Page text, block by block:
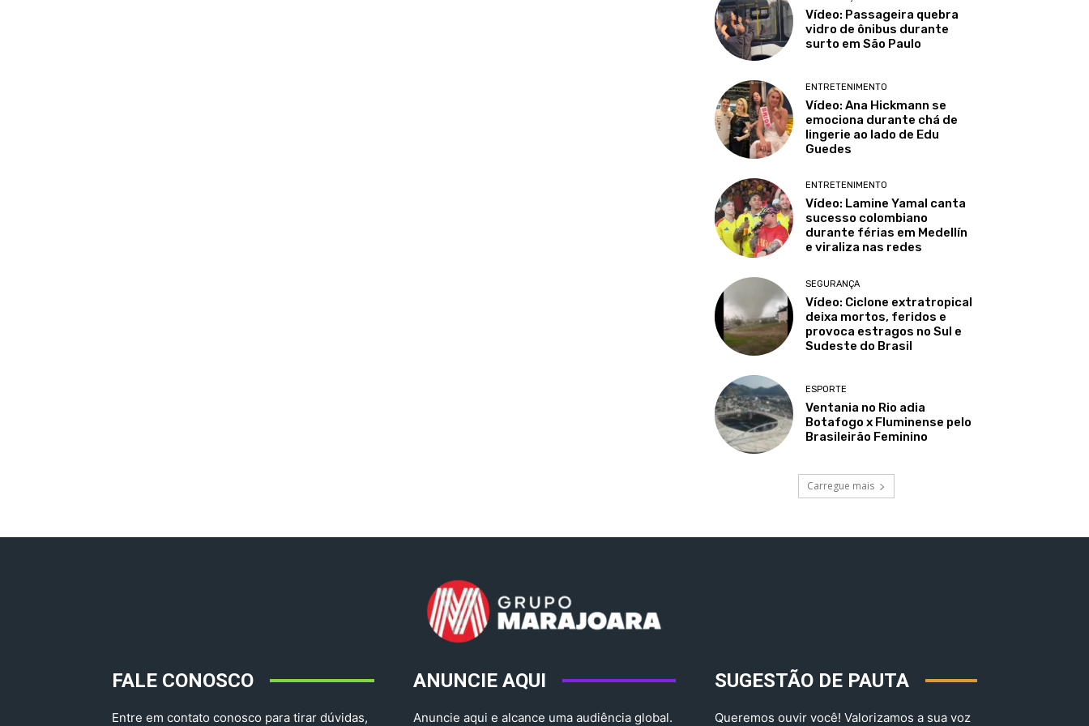
Vídeo: Passageira quebra
vidro de ônibus durante
surto em São Paulo
ENTRETENIMENTO
Vídeo: Ana Hickmann se
emociona durante chá de
lingerie ao lado de Edu
Guedes
ENTRETENIMENTO
Vídeo: Lamine Yamal canta
sucesso colombiano
durante férias em Medellín
e viraliza nas redes
SEGURANÇA
Vídeo: Ciclone extratropical
deixa mortos, feridos e
provoca estragos no Sul e
Sudeste do Brasil
ESPORTE
Ventania no Rio adia
Botafogo x Fluminense pelo
Brasileirão Feminino
Carregue mais
FALE CONOSCO
Entre em contato conosco para tirar dúvidas,
ANUNCIE AQUI
Anuncie aqui e alcance uma audiência global.
SUGESTÃO DE PAUTA
Queremos ouvir você! Valorizamos a sua voz